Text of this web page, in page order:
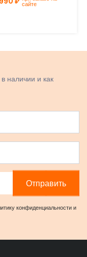
сайте
наличии и как
Отправить
конфиденциальностии